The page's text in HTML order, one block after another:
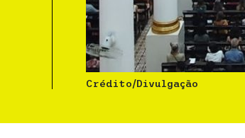
Crédito/Divulgação